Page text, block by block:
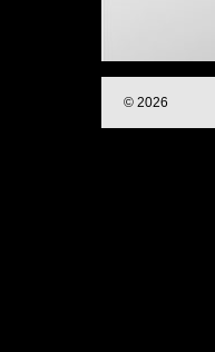
© 2026